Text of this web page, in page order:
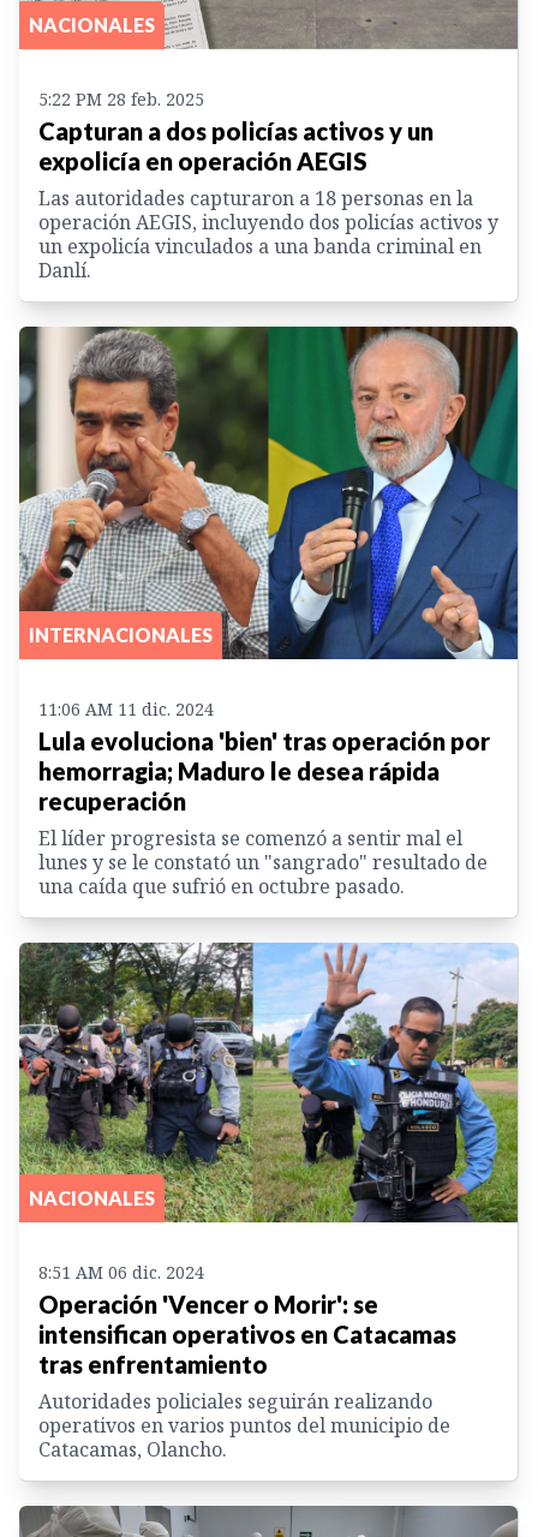
NACIONALES
5:22 PM 28 feb. 2025
Capturan a dos policías activos y un
expolicía en operación AEGIS
Las autoridades capturaron a 18 personas en la
operación AEGIS, incluyendo dos policías activos y
un expolicía vinculados a una banda criminal en
Danlí.
INTERNACIONALES
11:06 AM 11 dic. 2024
Lula evoluciona 'bien' tras operación por
hemorragia; Maduro le desea rápida
recuperación
El líder progresista se comenzó a sentir mal el
lunes y se le constató un "sangrado" resultado de
una caída que sufrió en octubre pasado.
NACIONALES
8:51 AM 06 dic. 2024
Operación 'Vencer o Morir': se
intensifican operativos en Catacamas
tras enfrentamiento
Autoridades policiales seguirán realizando
operativos en varios puntos del municipio de
Catacamas, Olancho.